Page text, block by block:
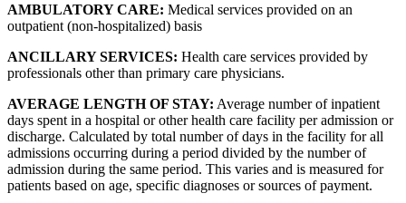
AMBULATORY CARE: Medical services provided on an
outpatient (non-hospitalized) basis
ANCILLARY SERVICES: Health care services provided by
professionals other than primary care physicians.
AVERAGE LENGTH OF STAY: Average number of inpatient
days spent in a hospital or other health care facility per admission or
discharge. Calculated by total number of days in the facility for all
admissions occurring during a period divided by the number of
admission during the same period. This varies and is measured for
patients based on age, specific diagnoses or sources of payment.